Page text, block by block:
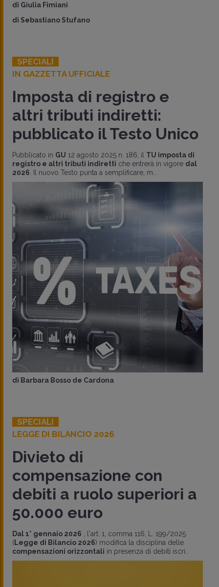
di Giulia Fimiani
di Sebastiano Stufano
SPECIALI
IN GAZZETTA UFFICIALE
Imposta di registro e
altri tributi indiretti:
pubblicato il Testo Unico
Pubblicato in GU 12 agosto 2025 n. 186, il TU imposta di
registro e altri tributi indiretti che entrerà in vigore dal
2026 . Il nuovo Testo punta a semplificare, m..
di Barbara Bosso de Cardona
SPECIALI
LEGGE DI BILANCIO 2026
Divieto di
compensazione con
debiti a ruolo superiori a
50.000 euro
Dal 1° gennaio 2026 , l'art. 1, comma 116, L. 199/2025
(Legge di Bilancio 2026) modifica la disciplina delle
compensazioni orizzontali in presenza di debiti iscri..